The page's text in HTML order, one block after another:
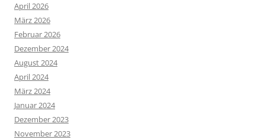
April 2026
März 2026
Februar 2026
Dezember 2024
August 2024
April 2024
März 2024
Januar 2024
Dezember 2023
November 2023